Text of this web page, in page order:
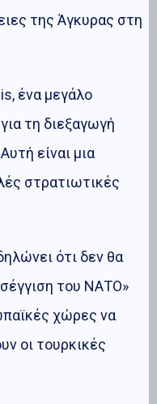
της Άγκυρας στη
ένα μεγάλο
τη διεξαγωγή
είναι μια
στρατιωτικές
ότι δεν θα
του ΝΑΤΟ»
χώρες να
οι τουρκικές